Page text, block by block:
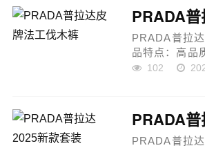
肤，透气性极
穿着...
PRADA普拉
品特点：高品
双股高密帆布
均匀一致，避
工艺：整...
102
PRADA普拉